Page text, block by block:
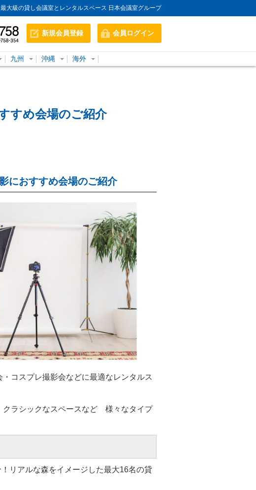
最大級の貸し会議室とレンタルスペース 日本会議室グループ
新規会員登録 会員ログイン
九州 沖縄 海外
すめ会場のご紹介
におすすめ会場のご紹介
コスプレ撮影会などに最適なレンタルス
クラシックなスペースなど 様々なタイプ
リアルな森をイメージした最大16名の貸